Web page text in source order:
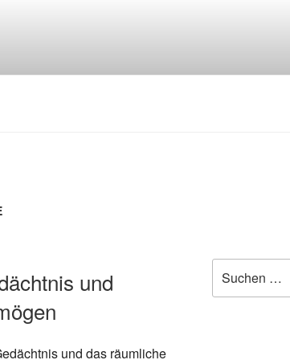
und
nach: